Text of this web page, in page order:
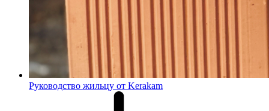
Руководство жильцу от Kerakam